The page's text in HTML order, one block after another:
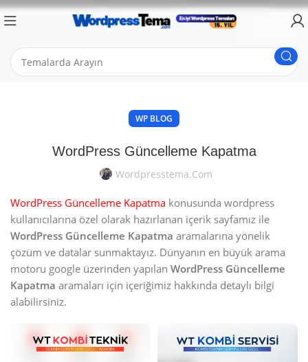
WP BLOG
WordPress Güncelleme Kapatma
Wordpresstema.com
WordPress Güncelleme Kapatma konusunda wordpress
kullanıcılarına özel olarak hazırlanan içerik sayfamız ile
WordPress Güncelleme Kapatma aramalarına yönelik
çözüm ve datalar sunmaktayız. Dünyanın en büyük arama
motoru google üzerinden yapılan WordPress Güncelleme
Kapatma aramaları için içeriğimiz hakkında detaylı bilgi
alabilirsiniz.